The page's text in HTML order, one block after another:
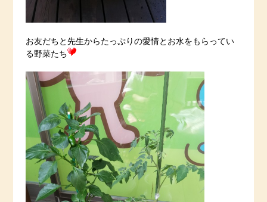
お友だちと先生からたっぷりの愛情とお水をもらってい
る野菜たち